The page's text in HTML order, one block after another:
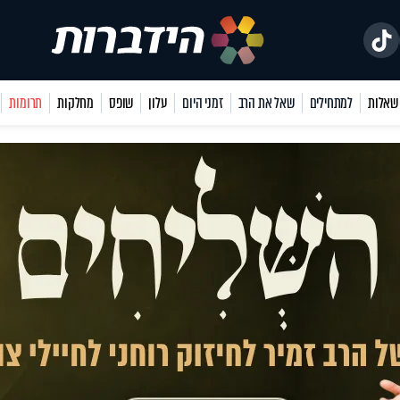
למתחילים שאל את הרב זמני היום עלון שופס מחלקות תרומות